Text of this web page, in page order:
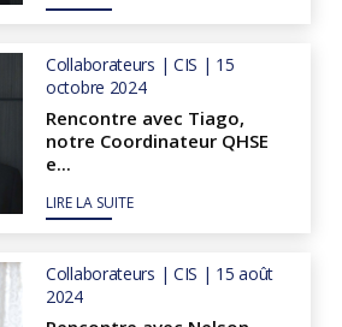
Collaborateurs | CIS | 15
octobre 2024
Rencontre avec Tiago,
notre Coordinateur QHSE
e...
LIRE LA SUITE
Collaborateurs | CIS | 15 août
2024